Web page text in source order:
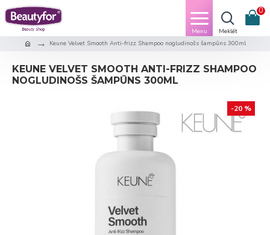
0
Keune Velvet Smooth Anti-frizz Shampoo nogludinošs šampūns 300ml
KEUNE VELVET SMOOTH ANTI-FRIZZ SHAMPOO
NOGLUDINOŠS ŠAMPŪNS 300ML
-20 %